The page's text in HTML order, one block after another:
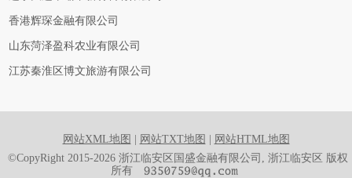
香港辉琛金融有限公司
山东菏泽盈科农业有限公司
江苏秦淮区博文旅游有限公司
网站XML地图 网站TXT地图
网站HTML地图
©CopyRight 2015-2026 浙江临安区国盛金融有限公司, 浙江临安区 版权
所有